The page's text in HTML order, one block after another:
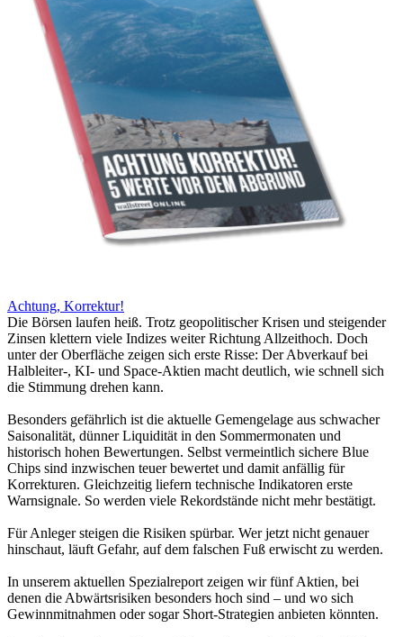
Achtung, Korrektur!
Die Börsen laufen heiß. Trotz geopolitischer Krisen und steigender
Zinsen klettern viele Indizes weiter Richtung Allzeithoch. Doch
unter der Oberfläche zeigen sich erste Risse: Der Abverkauf bei
Halbleiter-, KI- und Space-Aktien macht deutlich, wie schnell sich
die Stimmung drehen kann.
Besonders gefährlich ist die aktuelle Gemengelage aus schwacher
Saisonalität, dünner Liquidität in den Sommermonaten und
historisch hohen Bewertungen. Selbst vermeintlich sichere Blue
Chips sind inzwischen teuer bewertet und damit anfällig für
Korrekturen. Gleichzeitig liefern technische Indikatoren erste
Warnsignale. So werden viele Rekordstände nicht mehr bestätigt.
Für Anleger steigen die Risiken spürbar. Wer jetzt nicht genauer
hinschaut, läuft Gefahr, auf dem falschen Fuß erwischt zu werden.
In unserem aktuellen Spezialreport zeigen wir fünf Aktien, bei
denen die Abwärtsrisiken besonders hoch sind – und wo sich
Gewinnmitnahmen oder sogar Short-Strategien anbieten könnten.